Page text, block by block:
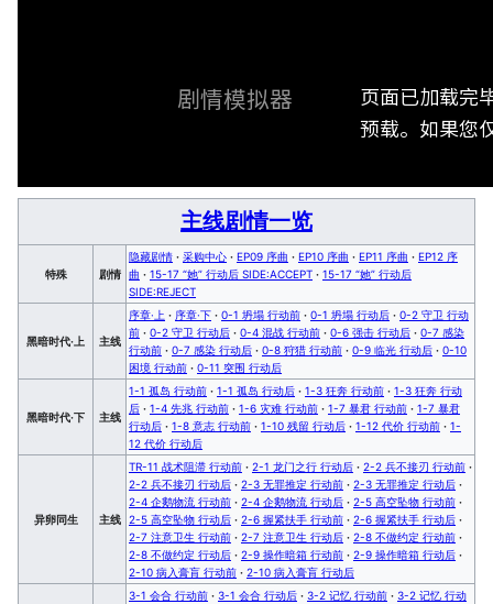
剧情模拟器
页面已加载完
预载。如果您
主线剧情一览
特殊 剧情
隐藏剧情 · 采购中心 · EP09 序曲 · EP10 序曲 · EP11 序曲 · EP12 序
曲 · 15-17 “她” 行动后 SIDE:ACCEPT · 15-17 “她” 行动后
SIDE:REJECT
黑暗时代·上 主线
序章·上 · 序章·下 · 0-1 坍塌 行动前 · 0-1 坍塌 行动后 · 0-2 守卫 行动
前 · 0-2 守卫 行动后 · 0-4 混战 行动前 · 0-6 强击 行动后 · 0-7 感染
行动前 · 0-7 感染 行动后 · 0-8 狩猎 行动前 · 0-9 临光 行动后 · 0-10
困境 行动前 · 0-11 突围 行动后
黑暗时代·下 主线
1-1 孤岛 行动前 · 1-1 孤岛 行动后 · 1-3 狂奔 行动前 · 1-3 狂奔 行动
后 · 1-4 先兆 行动前 · 1-6 灾难 行动前 · 1-7 暴君 行动前 · 1-7 暴君
行动后 · 1-8 意志 行动前 · 1-10 残留 行动后 · 1-12 代价 行动前 · 1-
12 代价 行动后
异卵同生 主线
TR-11 战术阻滞 行动前 · 2-1 龙门之行 行动后 · 2-2 兵不接刃 行动前 ·
2-2 兵不接刃 行动后 · 2-3 无罪推定 行动前 · 2-3 无罪推定 行动后 ·
2-4 企鹅物流 行动前 · 2-4 企鹅物流 行动后 · 2-5 高空坠物 行动前 ·
2-5 高空坠物 行动后 · 2-6 握紧扶手 行动前 · 2-6 握紧扶手 行动后 ·
2-7 注意卫生 行动前 · 2-7 注意卫生 行动后 · 2-8 不做约定 行动前 ·
2-8 不做约定 行动后 · 2-9 操作暗箱 行动前 · 2-9 操作暗箱 行动后 ·
2-10 病入膏肓 行动前 · 2-10 病入膏肓 行动后
3-1 会合 行动前 · 3-1 会合 行动后 · 3-2 记忆 行动前 · 3-2 记忆 行动